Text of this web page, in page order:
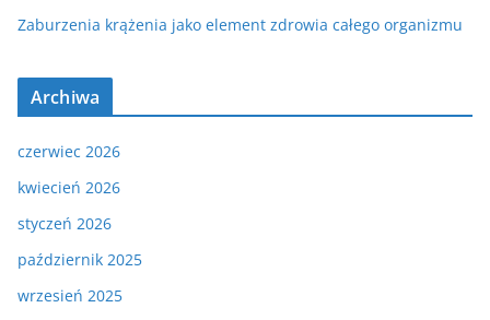
Zaburzenia krążenia jako element zdrowia całego organizmu
Archiwa
czerwiec 2026
kwiecień 2026
styczeń 2026
październik 2025
wrzesień 2025